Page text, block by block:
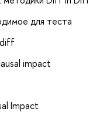
для теста
impact
Impact